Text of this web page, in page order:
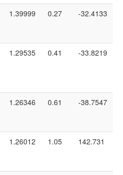
1.39999 0.27 -32.4133
1.29535 0.41 -33.8219
1.26346 0.61 -38.7547
1.26012 1.05 142.731